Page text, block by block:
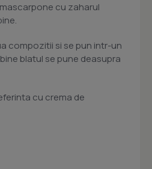
cu zaharul
compozitii si se pun intr-un
blatul se pune deasupra
cu crema de